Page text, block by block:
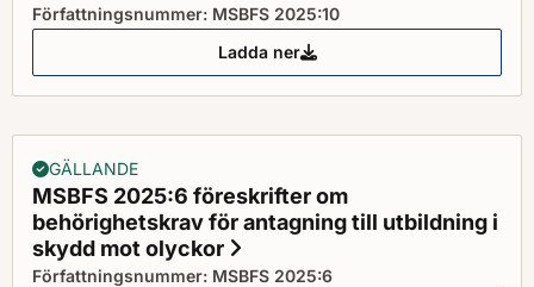
Författningsnummer: MSBFS 2025:10
Ladda ner
MSBFS 2025:10 upphävande
GÄLLANDE
MSBFS 2025:6 föreskrifter om
behörighetskrav för antagning till utbildning i
skydd mot olyckor
Författningsnummer: MSBFS 2025:6